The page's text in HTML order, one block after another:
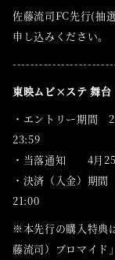
佐藤流司FC先行(抽
申し込みください。
東映ムビ×ステ 舞台
・エントリー期間
23:59
・当落通知 4月25
・決済（入金）期
21:00
※本先行の購入特典
藤流司）ブロマイド